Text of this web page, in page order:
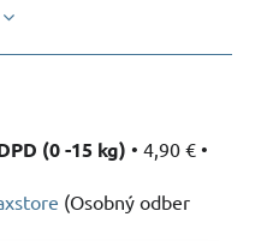
(0 -15 kg) •4,90 € •
(Osobný odber